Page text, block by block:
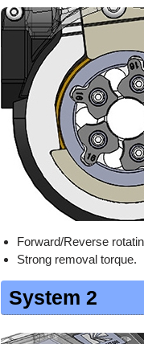
Forward/Reverse
Strong removal torque.
System 2